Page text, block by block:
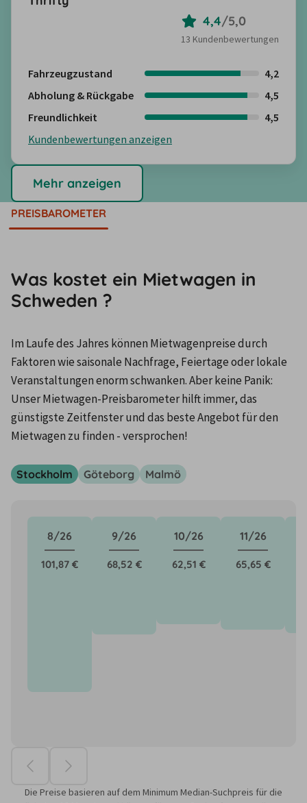
4,4/5,0
13 Kundenbewertungen
Fahrzeugzustand
4,2
Abholung & Rückgabe
4,5
Freundlichkeit
4,5
Kundenbewertungen anzeigen
Mehr anzeigen
PREISBAROMETER
Was kostet ein Mietwagen in
Schweden ?
Im Laufe des Jahres können Mietwagenpreise durch
Faktoren wie saisonale Nachfrage, Feiertage oder lokale
Veranstaltungen enorm schwanken. Aber keine Panik:
Unser Mietwagen-Preisbarometer hilft immer, das
günstigste Zeitfenster und das beste Angebot für den
Mietwagen zu finden - versprochen!
Stockholm Göteborg Malmö
8/26
101,87 €
9/26
68,52 €
10/26
62,51 €
11/26
65,65 €
Die Preise basieren auf dem Minimum Median-Suchpreis für die